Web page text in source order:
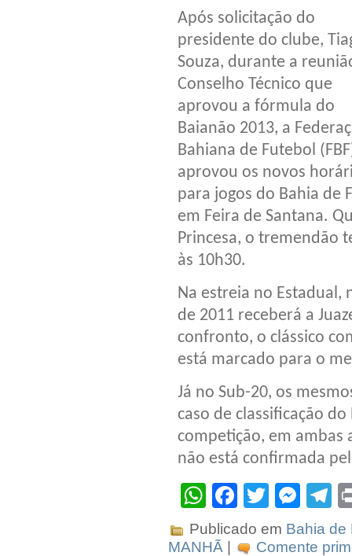
Após solicitação do
presidente do clube,
Souza, durante a
Conselho Técnico que
aprovou a fórmula do
Baianão 2013, a
Bahiana de Futebol
aprovou os novos
para jogos do Bahia de
em Feira de Santana.
Princesa, o tremendão
às 10h30.
Na estreia no Estadual,
de 2011 receberá a
confronto, o clássico
está marcado para o
Já no Sub-20, os
caso de classificação
competição, em ambas
não está confirmada
WhatsApp
Facebook
Twitter
Publicado em Bahia de
MANHÃ
Comente